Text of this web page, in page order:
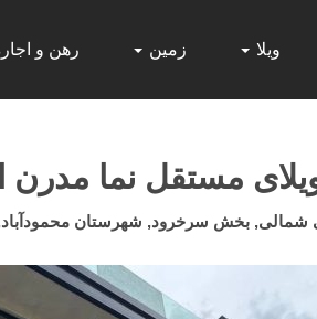
ویلا زمین رهن و
مستقل نما مدرن
شمالی, بخش سرخرود, شهرستان محمودآباد,